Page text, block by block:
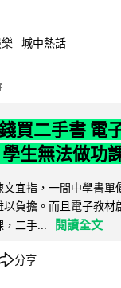
城中熱話
買二手書 電
生無法做功
宜指，一間中學書單
負擔。而且電子教材
，二手...
閱讀全文
分享